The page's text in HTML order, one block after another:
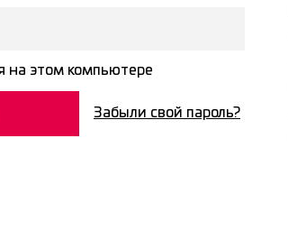
на этом компьютере
Забыли свой пароль?